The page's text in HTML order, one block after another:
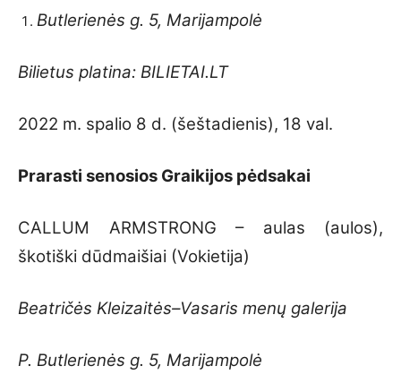
Butlerienės g. 5, Marijampolė
Bilietus platina: BILIETAI.LT
2022 m. spalio 8 d. (šeštadienis), 18 val.
Prarasti senosios Graikijos pėdsakai
CALLUM ARMSTRONG – aulas (aulos),
škotiški dūdmaišiai (Vokietija)
Beatričės Kleizaitės–Vasaris menų galerija
P. Butlerienės g. 5, Marijampolė